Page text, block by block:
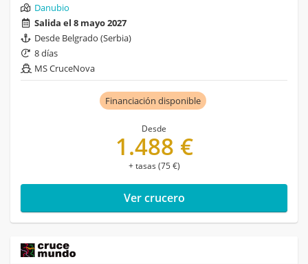
Danubio
Salida el 8 mayo 2027
Desde Belgrado (Serbia)
8 días
MS CruceNova
Financiación disponible
Desde
1.488 €
+ tasas (75 €)
Ver crucero